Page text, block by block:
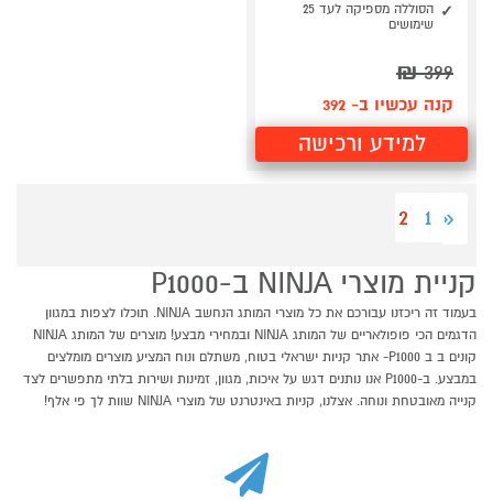
הסוללה מספיקה לעד 25
שימושים
399
₪
קנה עכשיו ב- 392
למידע ורכישה
«
1
2
קניית מוצרי NINJA ב-P1000
בעמוד זה ריכזנו עבורכם את כל מוצרי המותג הנחשב NINJA. תוכלו לצפות במגוון
הדגמים הכי פופולאריים של המותג NINJA ובמחירי מבצע! מוצרים של המותג NINJA
קונים ב ב P1000- אתר קניות ישראלי בטוח, משתלם ונוח המציע מוצרים מומלצים
במבצע. ב-P1000 אנו נותנים דגש על איכות, מגוון, זמינות ושירות בלתי מתפשרים לצד
קנייה מאובטחת ונוחה. אצלנו, קניות באינטרנט של מוצרי NINJA שוות לך פי אלף!